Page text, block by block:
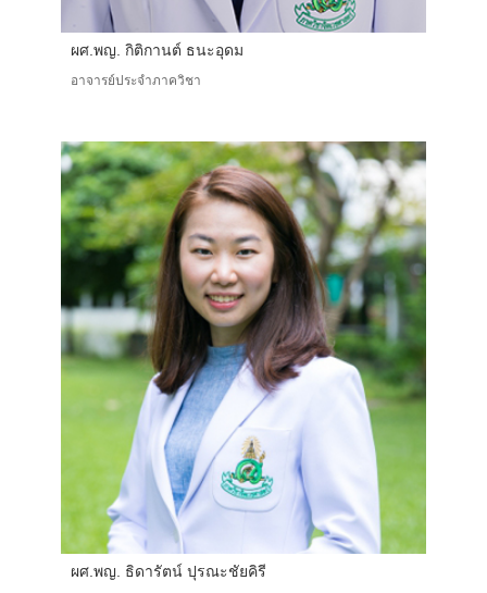
ผศ.พญ. กิติกานต์ ธนะอุดม
อาจารย์ประจำภาควิชา
ผศ.พญ. ธิดารัตน์ ปุรณะชัยคิรี